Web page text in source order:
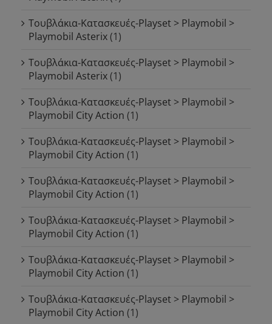
Τουβλάκια-Κατασκευές-Playset > Playmobil >
Playmobil Asterix(1)
Τουβλάκια-Κατασκευές-Playset > Playmobil >
Playmobil Asterix(1)
Τουβλάκια-Κατασκευές-Playset > Playmobil >
Playmobil City Action (1)
Τουβλάκια-Κατασκευές-Playset > Playmobil >
Playmobil City Action (1)
Τουβλάκια-Κατασκευές-Playset > Playmobil >
Playmobil City Action (1)
Τουβλάκια-Κατασκευές-Playset > Playmobil >
Playmobil City Action (1)
Τουβλάκια-Κατασκευές-Playset > Playmobil >
Playmobil City Action (1)
Τουβλάκια-Κατασκευές-Playset > Playmobil >
Playmobil City Action (1)